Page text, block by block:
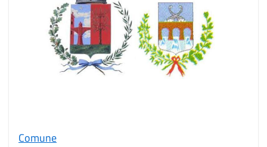
Comune